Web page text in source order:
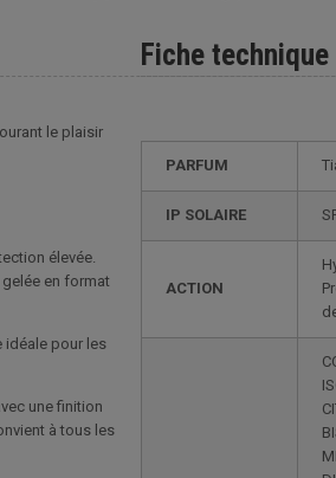
Fiche technique
PARFUM
IP SOLAIRE
ACTION
le plaisir
élevée.
en format
idéale pour les
une finition
à tous les